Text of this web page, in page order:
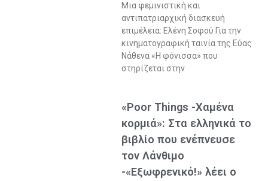
Μια φεμινιστική και
αντιπατριαρχική διασκευή
επιμέλεια: Ελένη Σοφού Για την
κινηματογραφική ταινία της Εύας
Νάθενα «Η φόνισσα» που
στηρίζεται στην
«Poor Things -Χαμένα
κορμιά»: Στα ελληνικά το
βιβλίο που ενέπνευσε
τον Λάνθιμο
-«Εξωφρενικό!» λέει ο